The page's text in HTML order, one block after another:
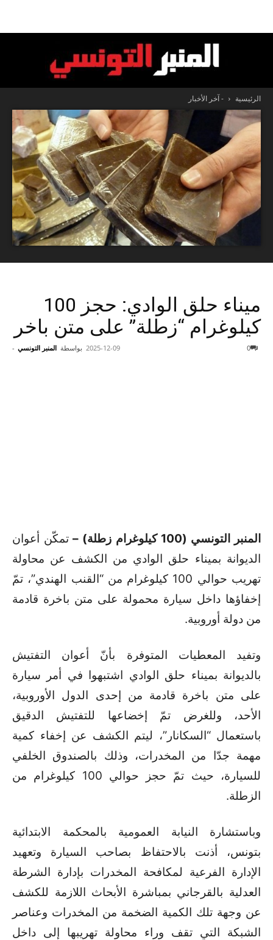
المنبر
التونسي
الرئيسية - آخر الأخبار
ميناء حلق الوادي: حجز 100
كيلوغرام “زطلة” على متن باخر
بواسطة المنبر التونسي - 2025-12-09 0
المنبر التونسي (100 كيلوغرام زطلة) –
تمكّن أعوان
الديوانة بميناء حلق الوادي من الكشف عن محاولة
تهريب حوالي 100 كيلوغرام من “القنب الهندي”، تمّ
إخفاؤها داخل سيارة محمولة على متن باخرة قادمة
من دولة أوروبية.
وتفيد المعطيات المتوفرة بأنّ أعوان التفتيش
بالديوانة بميناء حلق الوادي اشتبهوا في أمر سيارة
على متن باخرة قادمة من إحدى الدول الأوروبية،
الأحد، وللغرض تمّ إخضاعها للتفتيش الدقيق
باستعمال “السكانار”، ليتم الكشف عن إخفاء كمية
مهمة جدّا من المخدرات، وذلك بالصندوق الخلفي
للسيارة، حيث تمّ حجز حوالي 100 كيلوغرام من
الزطلة.
وباستشارة النيابة العمومية بالمحكمة الابتدائية
بتونس، أذنت بالاحتفاظ بصاحب السيارة وتعهيد
الإدارة الفرعية لمكافحة المخدرات بإدارة الشرطة
العدلية بالقرجاني بمباشرة الأبحاث اللازمة للكشف
عن وجهة تلك الكمية الضخمة من المخدرات وعناصر
الشبكة التي تقف وراء محاولة تهريبها إلى داخل